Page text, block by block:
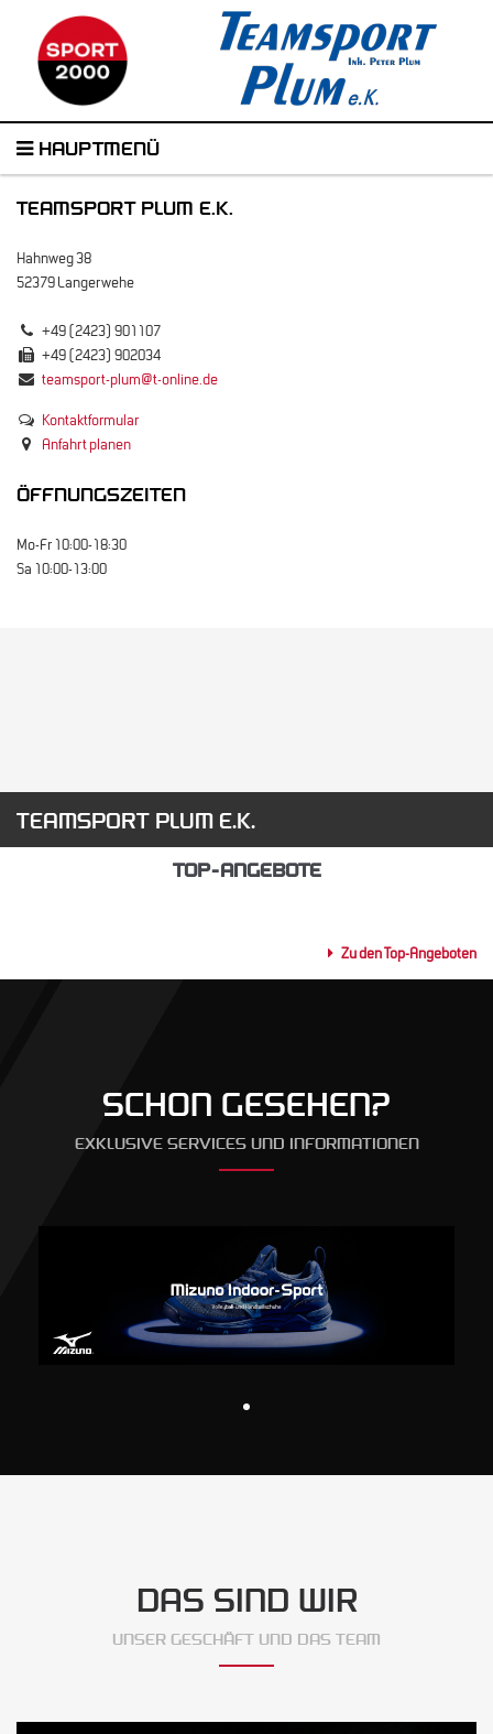
HAUPTMENÜ
TEAMSPORT PLUM E.K.
Hahnweg 38
52379 Langerwehe
+49 (2423) 901107
+49 (2423) 902034
teamsport-plum@t-online.de
Kontaktformular
Anfahrt planen
ÖFFNUNGSZEITEN
Mo-Fr 10:00-18:30
Sa 10:00-13:00
TEAMSPORT PLUM E.K.
TOP-ANGEBOTE
Zu den Top-Angeboten
SCHON GESEHEN?
EXKLUSIVE SERVICES UND INFORMATIONEN
DAS SIND WIR
UNSER GESCHÄFT UND DAS TEAM